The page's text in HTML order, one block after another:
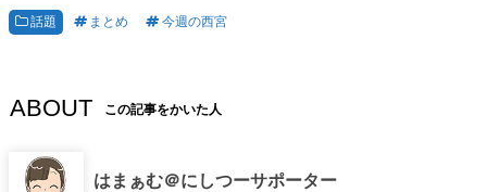
話題 まとめ 今週の西宮
ABOUT この記事をかいた人
はまぁむ＠にしつーサポーター